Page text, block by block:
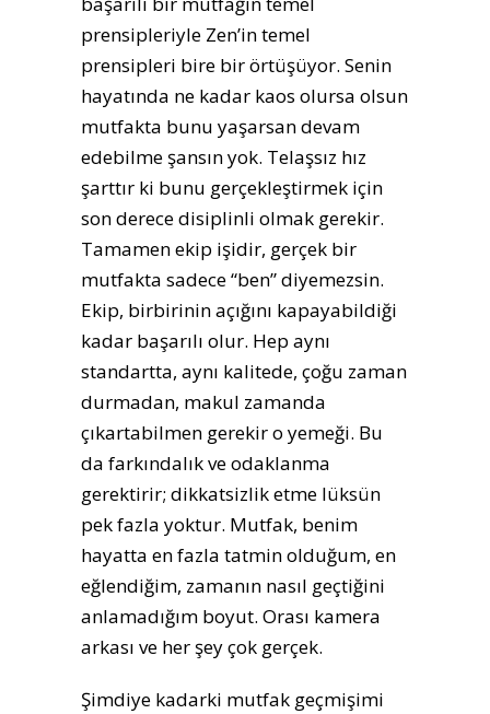
prensipleriyle Zen’in temel
prensipleri bire bir örtüşüyor. Senin
hayatında ne kadar kaos olursa olsun
mutfakta bunu yaşarsan devam
edebilme şansın yok. Telaşsız hız
şarttır ki bunu gerçekleştirmek için
son derece disiplinli olmak gerekir.
Tamamen ekip işidir, gerçek bir
mutfakta sadece “ben” diyemezsin.
Ekip, birbirinin açığını kapayabildiği
kadar başarılı olur. Hep aynı
standartta, aynı kalitede, çoğu zaman
durmadan, makul zamanda
çıkartabilmen gerekir o yemeği. Bu
da farkındalık ve odaklanma
gerektirir; dikkatsizlik etme lüksün
pek fazla yoktur. Mutfak, benim
hayatta en fazla tatmin olduğum, en
eğlendiğim, zamanın nasıl geçtiğini
anlamadığım boyut. Orası kamera
arkası ve her şey çok gerçek.
Şimdiye kadarki mutfak geçmişimi